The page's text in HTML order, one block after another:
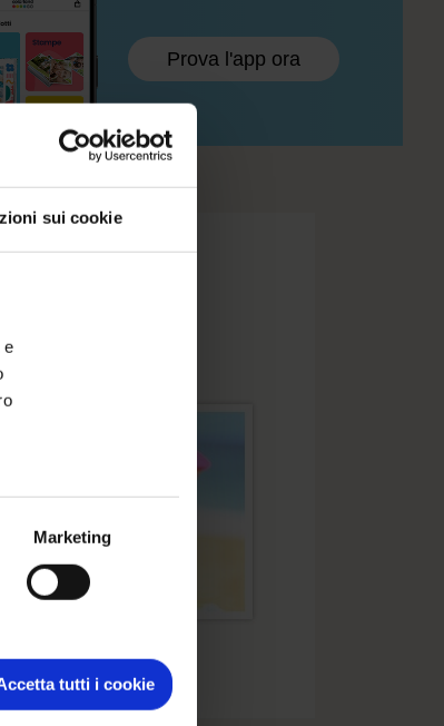
sui cookie
e
Marketing
tutti i cookie
Prova l'app ora